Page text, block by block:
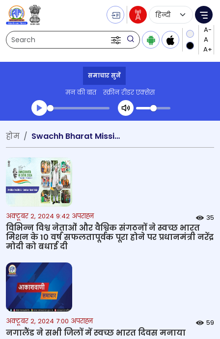
Search
Language
समाचार सुनें
मन की बात स्क्रीन रीडर एक्सेस
Transcript summary
प्ले ऑडियो
होम Swachh Bharat Mission
अक्टूबर 2, 2024 9:42 अपराह्न 35
विभिन्न विश्व नेताओं और वैश्विक संगठनों ने स्वच्छ भारत
मिशन के 10 वर्ष सफलतापूर्वक पूरा होने पर प्रधानमंत्री नरेंद्र
मोदी को बधाई दी
अक्टूबर 2, 2024 7:00 अपराह्न 59
नगालैंड ने सभी जिलों में स्‍वच्‍छ भारत दिवस मनाया